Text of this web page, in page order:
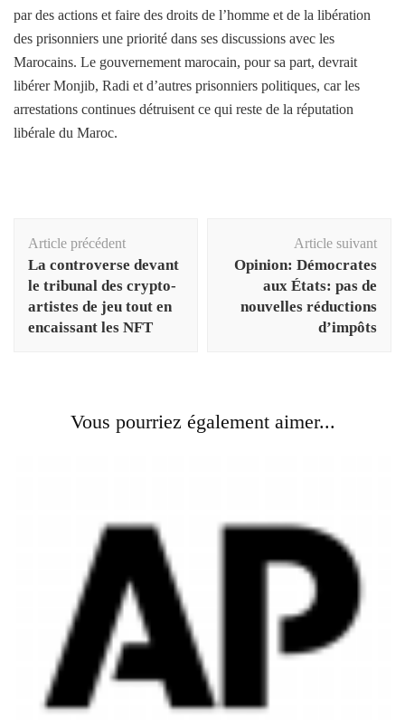
par des actions et faire des droits de l’homme et de la libération
des prisonniers une priorité dans ses discussions avec les
Marocains. Le gouvernement marocain, pour sa part, devrait
libérer Monjib, Radi et d’autres prisonniers politiques, car les
arrestations continues détruisent ce qui reste de la réputation
libérale du Maroc.
d'article
Article précédent
La controverse devant
le tribunal des crypto-
artistes de jeu tout en
encaissant les NFT
Article suivant
Opinion: Démocrates
aux États: pas de
nouvelles réductions
d’impôts
Vous pourriez également aimer...